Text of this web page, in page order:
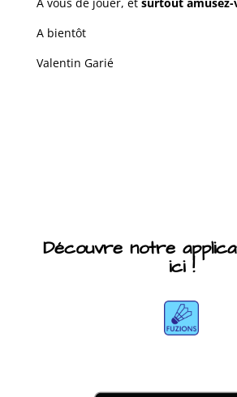
A bientôt
Valentin Garié
Découvre notre
ici !